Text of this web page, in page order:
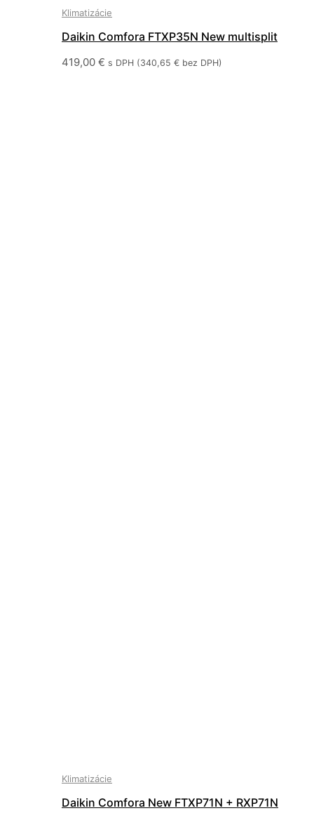
Klimatizácie
Daikin Comfora FTXP35N New multisplit
419,00 € s DPH (340,65 € bez DPH)
Klimatizácie
Daikin Comfora New FTXP71N + RXP71N